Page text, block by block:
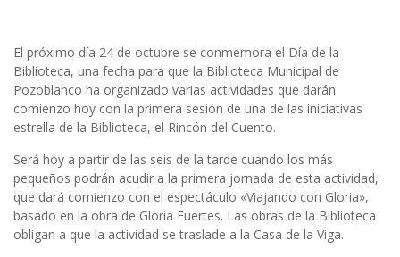
El próximo día 24 de octubre se conmemora el Día de la
Biblioteca, una fecha para que la Biblioteca Municipal de
Pozoblanco ha organizado varias actividades que darán
comienzo hoy con la primera sesión de una de las iniciativas
estrella de la Biblioteca, el Rincón del Cuento.
Será hoy a partir de las seis de la tarde cuando los más
pequeños podrán acudir a la primera jornada de esta actividad,
que dará comienzo con el espectáculo «Viajando con Gloria»,
basado en la obra de Gloria Fuertes. Las obras de la Biblioteca
obligan a que la actividad se traslade a la Casa de la Viga.